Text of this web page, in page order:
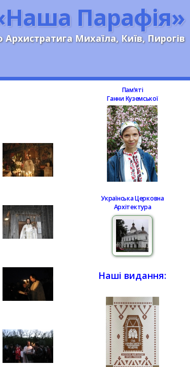
Парафія»
Архистратига Михаїла, Київ, Пирогів
Памʼяті
Ганни Куземської
Українська Церковна
Архітектура
Наші видання: